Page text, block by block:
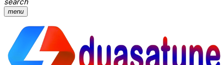
menu